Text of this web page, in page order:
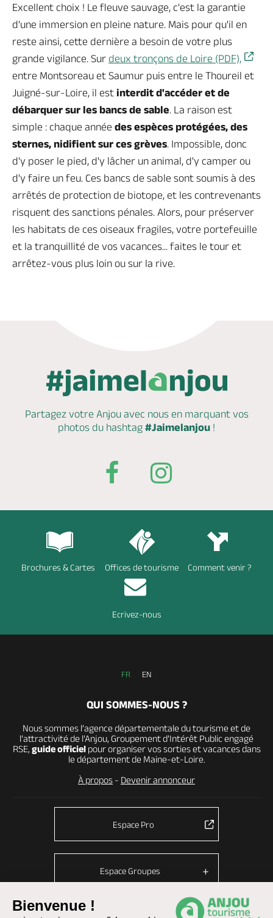
Bienvenue !
Excellent choix ! Le fleuve sauvage, c'est la garantie
d'une immersion en pleine nature. Mais pour qu'il en
reste ainsi, cette dernière a besoin de votre plus
grande vigilance. Sur deux tronçons de Loire (PDF),
entre Montsoreau et Saumur puis entre le Thoureil et
Juigné-sur-Loire, il est interdit d'accéder et de
débarquer sur les bancs de sable. La raison est
simple : chaque année des espèces protégées, des
sternes, nidifient sur ces grèves. Impossible, donc
d'y poser le pied, d'y lâcher un animal, d'y camper ou
d'y faire un feu. Ces bancs de sable sont soumis à des
arrêtés de protection de biotope, et les contrevenants
risquent des sanctions pénales. Alors, pour préserver
les habitats de ces oiseaux fragiles, votre portefeuille
et la tranquillité de vos vacances... faites le tour et
arrêtez-vous plus loin ou sur la rive.
Partagez votre Anjou avec nous en marquantvos
photos du hashtag #Jaimelanjou !
Brochures & Cartes Offices de tourisme Comment venir ?
Ecrivez-nous
FR EN
QUI SOMMES-NOUS ?
Nous sommes l’agence départementale du tourisme et de
l’attractivité de l’Anjou, Groupement d’Intérêt Public engagé
RSE, guide officielpour organiser vos sorties et vacances dans
le département de Maine-et-Loire.
À propos - Devenir annonceur
Espace Pro
Espace Groupes